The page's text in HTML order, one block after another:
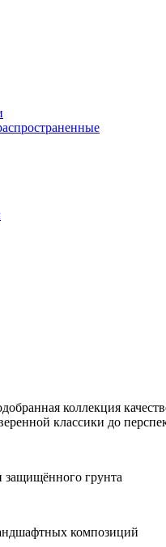
коллекция
классики до
защищённого грунта
композиций